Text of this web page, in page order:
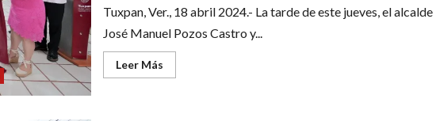
los
votos;
no
muestra
las
actas
Tuxpan, Ver., 18 abril 2024.- La tarde de este jueves, el alcalde
José Manuel Pozos Castro y...
Leer MásLeer
más